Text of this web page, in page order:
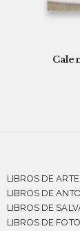
LIBROS DE
LIBROS DE
LIBROS DE
LIBROS DE